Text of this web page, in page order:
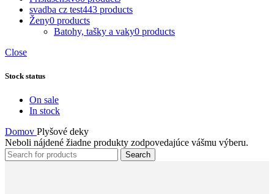
svadba cz test443 products
Ženy0 products
Batohy, tašky a vaky0 products
Close
Stock status
On sale
In stock
Domov Plyšové deky
Neboli nájdené žiadne produkty zodpovedajúce vášmu výberu.
Search